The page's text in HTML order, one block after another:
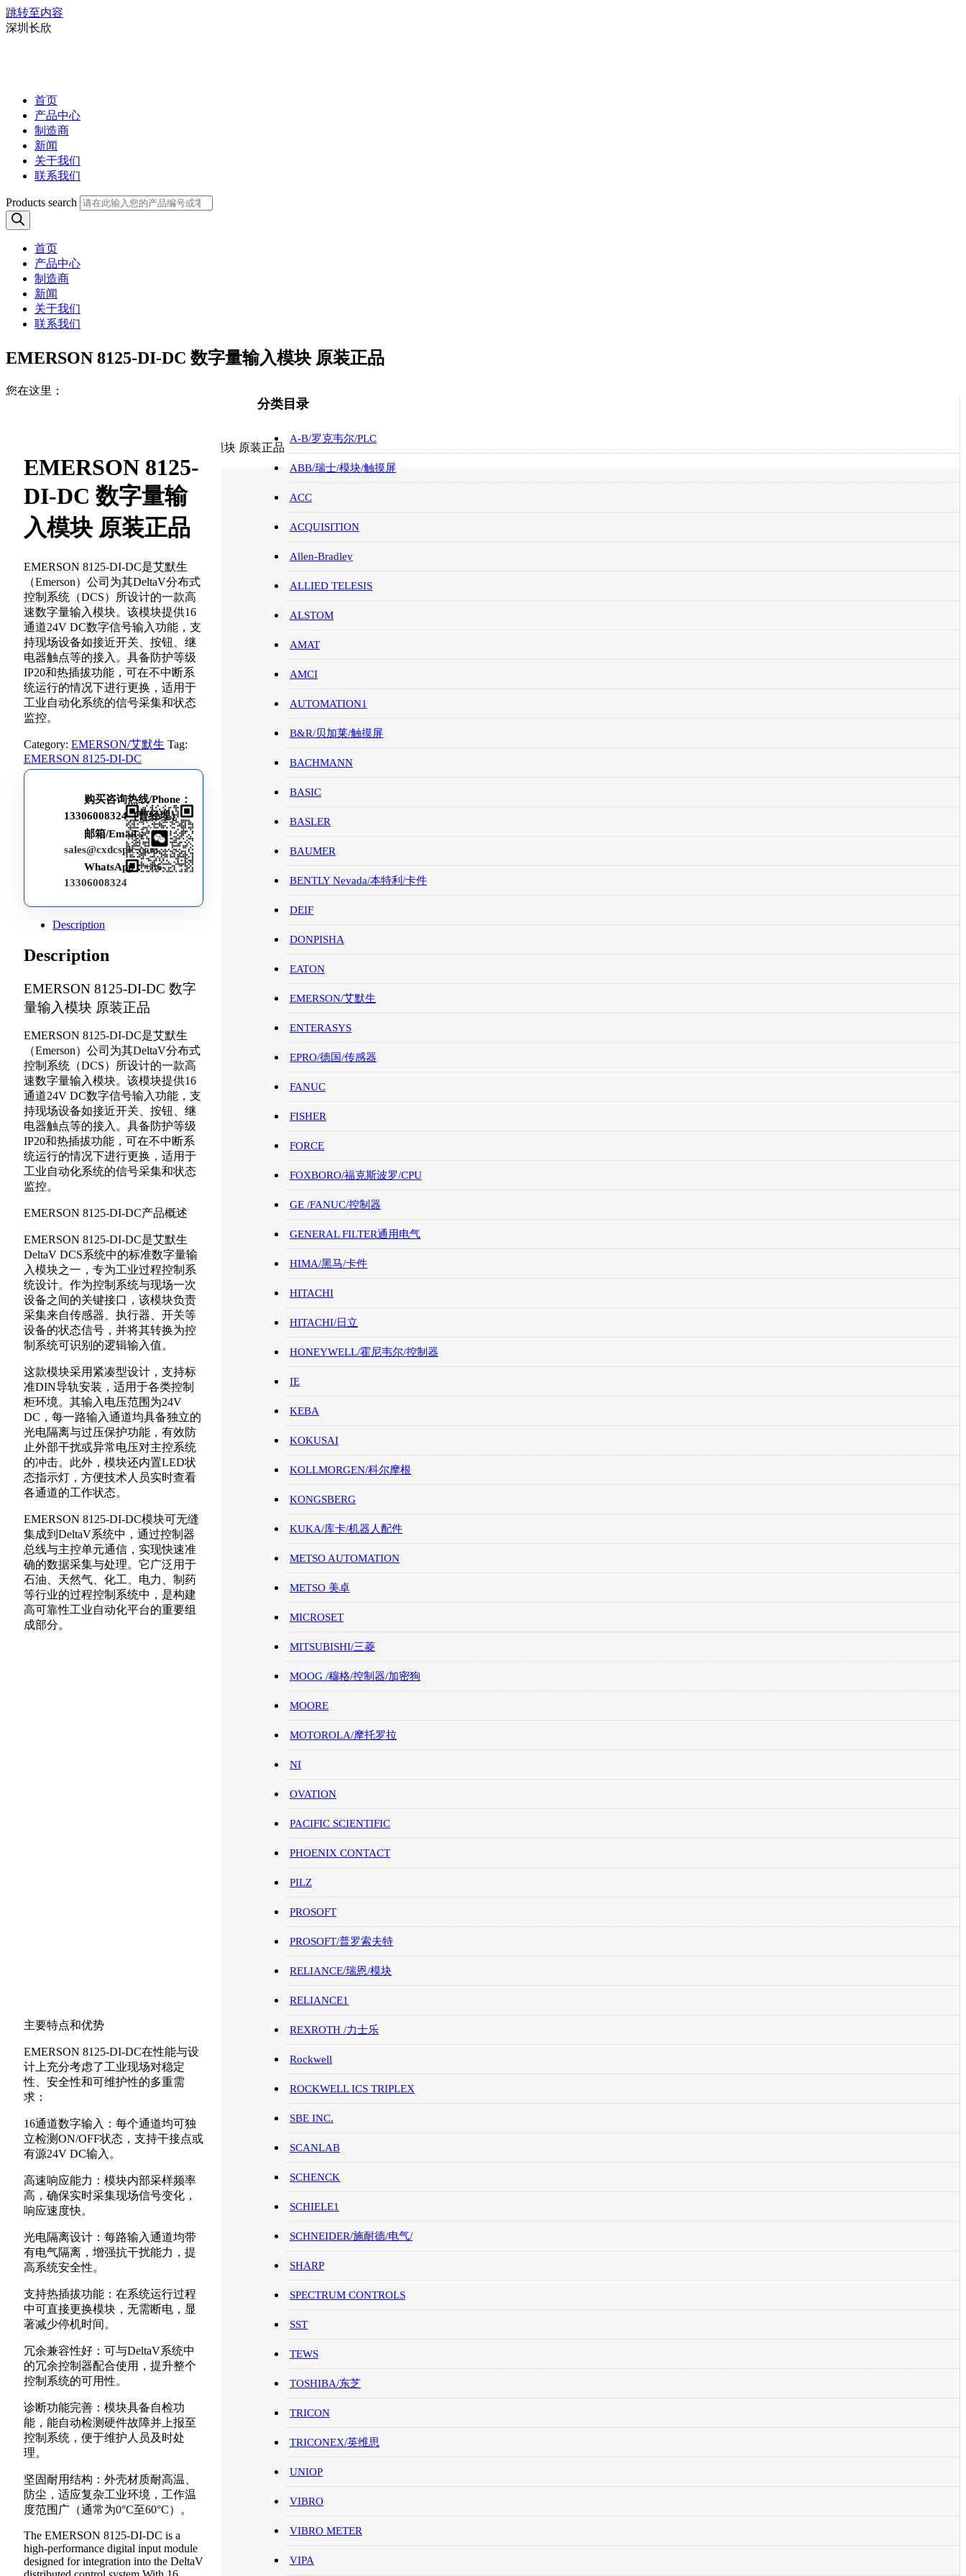
跳转至内容
深圳长欣
首页
产品中心
制造商
新闻
关于我们
联系我们
Products search
首页
产品中心
制造商
新闻
关于我们
联系我们
EMERSON 8125-DI-DC 数字量输入模块 原装正品
您在这里：
EMERSON 8125-DI-DC 数字量输入模块 原装正品
EMERSON 8125-
DI-DC 数字量输
入模块 原装正品
EMERSON 8125-DI-DC是艾默生
（Emerson）公司为其DeltaV分布式
控制系统（DCS）所设计的一款高
速数字量输入模块。该模块提供16
通道24V DC数字信号输入功能，支
持现场设备如接近开关、按钮、继
电器触点等的接入。具备防护等级
IP20和热插拔功能，可在不中断系
统运行的情况下进行更换，适用于
工业自动化系统的信号采集和状态
监控。
Category: EMERSON/艾默生 Tag:
EMERSON 8125-DI-DC
购买咨询热线/Phone：
13306008324（曹经理）
邮箱/Email：
sales@cxdcsplc.com
WhatsApp：+86-
13306008324
Description
Description
EMERSON 8125-DI-DC 数字
量输入模块 原装正品
EMERSON 8125-DI-DC是艾默生
（Emerson）公司为其DeltaV分布式
控制系统（DCS）所设计的一款高
速数字量输入模块。该模块提供16
通道24V DC数字信号输入功能，支
持现场设备如接近开关、按钮、继
电器触点等的接入。具备防护等级
IP20和热插拔功能，可在不中断系
统运行的情况下进行更换，适用于
工业自动化系统的信号采集和状态
监控。
EMERSON 8125-DI-DC产品概述
EMERSON 8125-DI-DC是艾默生
DeltaV DCS系统中的标准数字量输
入模块之一，专为工业过程控制系
统设计。作为控制系统与现场一次
设备之间的关键接口，该模块负责
采集来自传感器、执行器、开关等
设备的状态信号，并将其转换为控
制系统可识别的逻辑输入值。
这款模块采用紧凑型设计，支持标
准DIN导轨安装，适用于各类控制
柜环境。其输入电压范围为24V
DC，每一路输入通道均具备独立的
光电隔离与过压保护功能，有效防
止外部干扰或异常电压对主控系统
的冲击。此外，模块还内置LED状
态指示灯，方便技术人员实时查看
各通道的工作状态。
EMERSON 8125-DI-DC模块可无缝
集成到DeltaV系统中，通过控制器
总线与主控单元通信，实现快速准
确的数据采集与处理。它广泛用于
石油、天然气、化工、电力、制药
等行业的过程控制系统中，是构建
高可靠性工业自动化平台的重要组
成部分。
主要特点和优势
EMERSON 8125-DI-DC在性能与设
计上充分考虑了工业现场对稳定
性、安全性和可维护性的多重需
求：
16通道数字输入：每个通道均可独
立检测ON/OFF状态，支持干接点或
有源24V DC输入。
高速响应能力：模块内部采样频率
高，确保实时采集现场信号变化，
响应速度快。
光电隔离设计：每路输入通道均带
有电气隔离，增强抗干扰能力，提
高系统安全性。
支持热插拔功能：在系统运行过程
中可直接更换模块，无需断电，显
著减少停机时间。
冗余兼容性好：可与DeltaV系统中
的冗余控制器配合使用，提升整个
控制系统的可用性。
诊断功能完善：模块具备自检功
能，能自动检测硬件故障并上报至
控制系统，便于维护人员及时处
理。
坚固耐用结构：外壳材质耐高温、
防尘，适应复杂工业环境，工作温
度范围广（通常为0°C至60°C）。
The EMERSON 8125-DI-DC is a
high-performance digital input module
designed for integration into the DeltaV
分类目录
A-B/罗克韦尔/PLC
ABB/瑞士/模块/触摸屏
ACC
ACQUISITION
Allen-Bradley
ALLIED TELESIS
ALSTOM
AMAT
AMCI
AUTOMATION1
B&R/贝加莱/触摸屏
BACHMANN
BASIC
BASLER
BAUMER
BENTLY Nevada/本特利/卡件
DEIF
DONPISHA
EATON
EMERSON/艾默生
ENTERASYS
EPRO/德国/传感器
FANUC
FISHER
FORCE
FOXBORO/福克斯波罗/CPU
GE /FANUC/控制器
GENERAL FILTER通用电气
HIMA/黑马/卡件
HITACHI
HITACHI/日立
HONEYWELL/霍尼韦尔/控制器
IE
KEBA
KOKUSAI
KOLLMORGEN/科尔摩根
KONGSBERG
KUKA/库卡/机器人配件
METSO AUTOMATION
METSO 美卓
MICROSET
MITSUBISHI/三菱
MOOG /穆格/控制器/加密狗
MOORE
MOTOROLA/摩托罗拉
NI
OVATION
PACIFIC SCIENTIFIC
PHOENIX CONTACT
PILZ
PROSOFT
PROSOFT/普罗索夫特
RELIANCE/瑞恩/模块
RELIANCE1
REXROTH /力士乐
Rockwell
ROCKWELL ICS TRIPLEX
SBE INC.
SCANLAB
SCHENCK
SCHIELE1
SCHNEIDER/施耐德/电气/
SHARP
SPECTRUM CONTROLS
SST
TEWS
TOSHIBA/东芝
TRICON
TRICONEX/英维思
UNIOP
VIBRO
VIBRO METER
VIPA